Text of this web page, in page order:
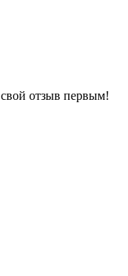
отзыв первым!